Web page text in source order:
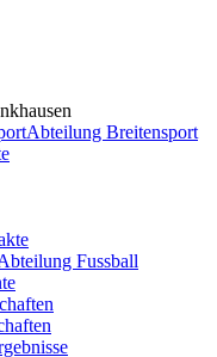
Abteilung Breitensport
Fussball